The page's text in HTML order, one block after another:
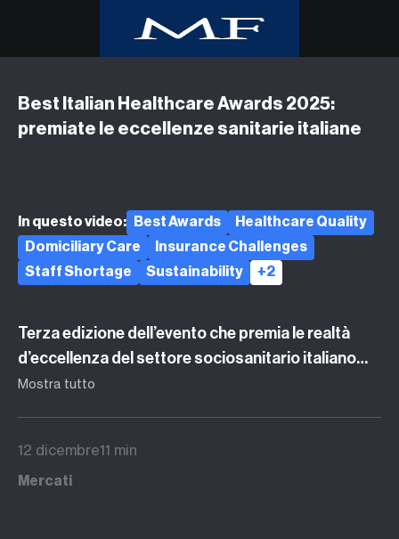
Home
Class CNBC
UpTv
Video corsi
Podcast
Best Italian Healthcare Awards 2025:
premiate le eccellenze sanitarie italiane
In questo video: Best Awards
Healthcare Quality
Domiciliary Care
Insurance Challenges
Staff Shortage
Sustainability +2
Terza edizione dell’evento che premia le realtà
d’eccellenza del settore sociosanitario italiano
valorizzando la qualità e le performance delle
Mostra tutto
12 dicembre11 min
Mercati